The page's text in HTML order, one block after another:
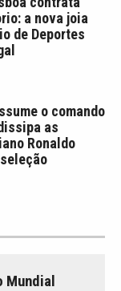
a nova joia
de Deportes
o comando
as
Ronaldo